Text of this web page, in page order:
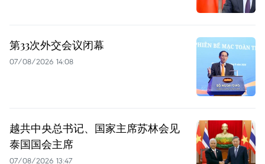
第33次外交会议闭幕
07/08/2026 14:08
越共中央总书记、国家主席苏林会见
泰国国会主席
07/08/2026 13:47